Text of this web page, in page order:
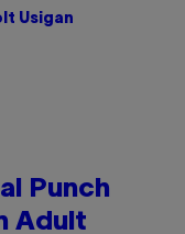
Usigan
Punch
Adult